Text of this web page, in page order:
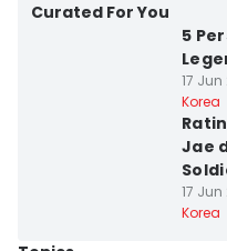
Curated For You
5
17 Jun
Korea
Jae
17 Jun
Korea